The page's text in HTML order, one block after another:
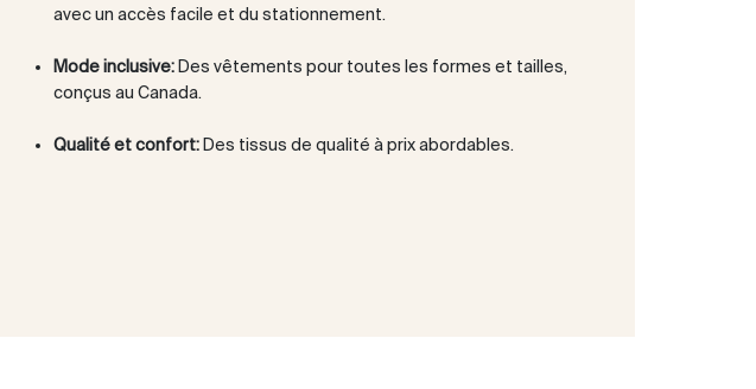
avec un accès facile et du stationnement.
Mode inclusive: Des vêtements pour toutes les formes et tailles,
conçus au Canada.
Qualité et confort: Des tissus de qualité à prix abordables.